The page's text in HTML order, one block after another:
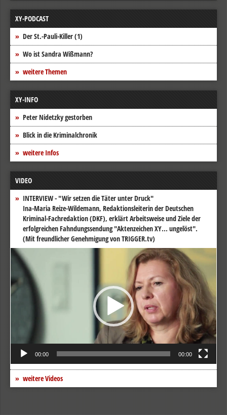
XY-PODCAST
Der St.-Pauli-Killer (1)
Wo ist Sandra Wißmann?
weitere Themen
XY-INFO
Peter Nidetzky gestorben
Blick in die Kriminalchronik
weitere Infos
VIDEO
INTERVIEW - "Wir setzen die Täter unter Druck"
Ina-Maria Reize-Wildemann, Redaktionsleiterin der Deutschen
Kriminal-Fachredaktion (DKF), erklärt Arbeitsweise und Ziele der
erfolgreichen Fahndungssendung "Aktenzeichen XY... ungelöst".
(Mit freundlicher Genehmigung von TRIGGER.tv)
Video-
Player
00:00 00:00
weitere Videos